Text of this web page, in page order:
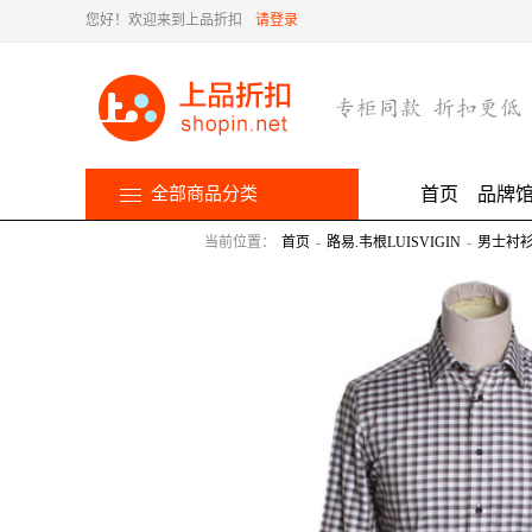
您好！欢迎来到上品折扣 请登录
全部商品分类 首页 品牌
当前位置： 首页 - 路易.韦根LUISVIGIN - 男士衬